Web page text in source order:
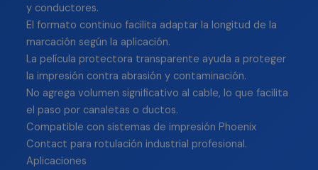
y conductores.
El formato continuo facilita adaptar la longitud de la
marcación según la aplicación.
La película protectora transparente ayuda a proteger
la impresión contra abrasión y contaminación.
No agrega volumen significativo al cable, lo que facilita
el paso por canaletas o ductos.
Compatible con sistemas de impresión Phoenix
Contact para rotulación industrial profesional.
Aplicaciones